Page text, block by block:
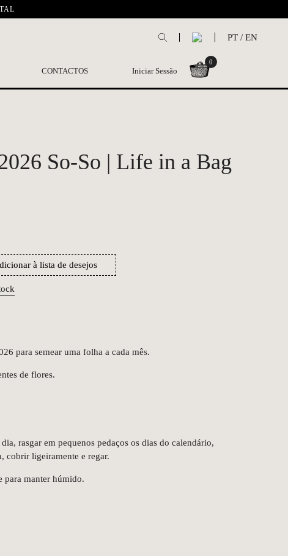
PT / EN
CONTACTOS Iniciar Sessão
0
So-So | Life in a Bag
à lista de desejos
para semear uma folha a cada mês.
de flores.
rasgar em pequenos pedaços os dias do calendário,
cobrir ligeiramente e regar.
para manter húmido.